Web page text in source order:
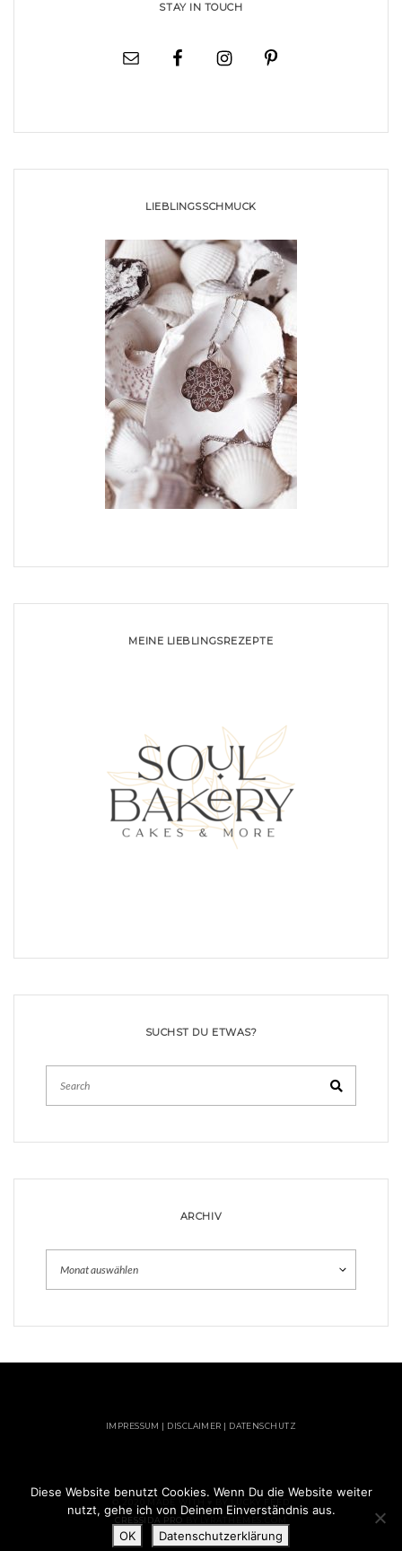
STAY IN TOUCH
LIEBLINGSSCHMUCK
MEINE LIEBLINGSREZEPTE
SUCHST DU ETWAS?
ARCHIV
IMPRESSUM | DISCLAIMER | DATENSCHUTZ
CRESSIDA PRO
Diese Website benutzt Cookies. Wenn Du die Website weiter
nutzt, gehe ich von Deinem Einverständnis aus.
OK
Datenschutzerklärung